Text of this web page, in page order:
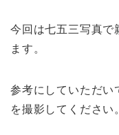
今回は七五三写真で
ます。
参考にしていただい
を撮影してください